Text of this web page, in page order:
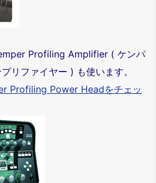
Profiling Amplifier ( ケンパ
リファイヤー ) も使います。
Profiling Power Headをチェッ